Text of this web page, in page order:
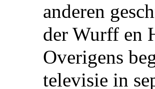
anderen
der Wurff en
Overigens
televisie in